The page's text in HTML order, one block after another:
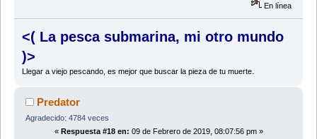
En línea
<( La pesca submarina, mi otro mundo
)>
Llegar a viejo pescando, es mejor que buscar la pieza de tu muerte.
Predator
Agradecido: 4784 veces
« Respuesta #18 en: 09 de Febrero de 2019, 08:07:56 pm »